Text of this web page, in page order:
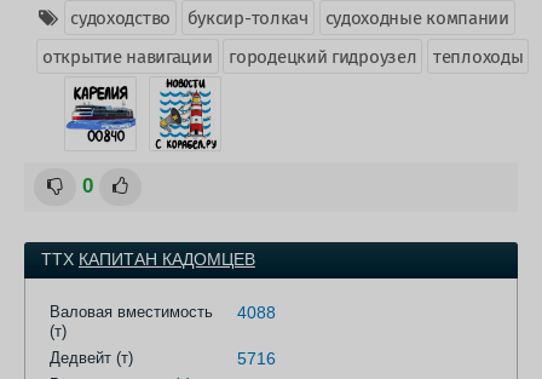
судоходство
буксир-толкач
судоходные компании
открытие навигации
городецкий гидроузел теплоходы
0
ТТХ КАПИТАН КАДОМЦЕВ
Валовая вместимость
(т)
4088
Дедвейт (т) 5716